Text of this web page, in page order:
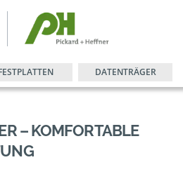
DATENTRÄGER
– KOMFORTABLE